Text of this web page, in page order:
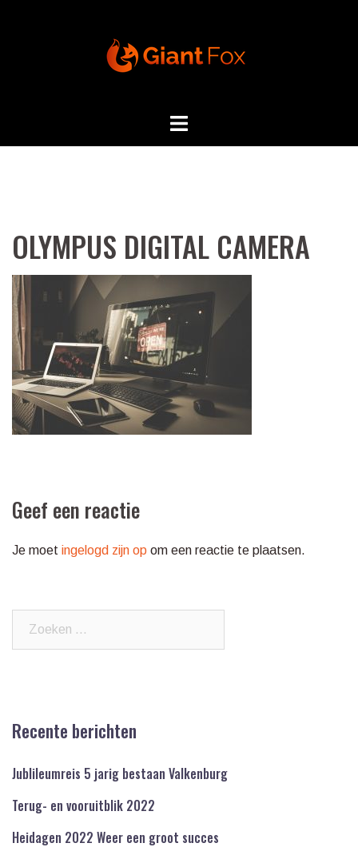
OLYMPUS DIGITAL CAMERA
Geef een reactie
Je moet ingelogd zijn op om een reactie te plaatsen.
Recente berichten
Jublileumreis 5 jarig bestaan Valkenburg
Terug- en vooruitblik 2022
Heidagen 2022 Weer een groot succes